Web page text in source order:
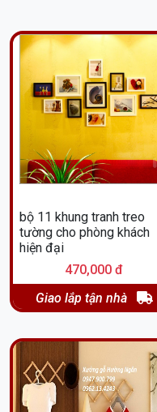
bộ 11 khung tranh treo
tường cho phòng khách
hiện đại
470,000 đ
Giao lắp tận nhà